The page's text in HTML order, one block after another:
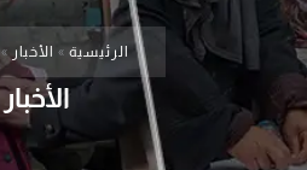
الرئيسية » الأخبار »
الأخبار